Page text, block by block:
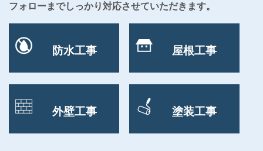
フォローまでしっかり対応させていただきます。
防水工事 屋根工事
外壁工事 塗装工事